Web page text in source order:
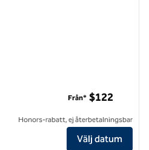
Inn Hickory
Från* $122
Honors-rabatt, ej återbetalningsbar
Välj datum